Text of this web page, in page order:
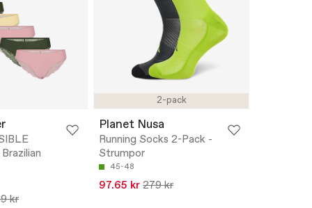
kr
2-pack
Planet Nusa
Running Socks 2-Pack -
Strumpor
45-48
97.65 kr 279 kr